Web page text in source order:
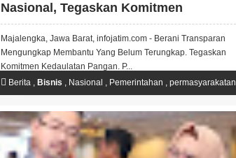
Nasional, Tegaskan Komitmen
Kedaulatan Pangan.
Majalengka, Jawa Barat, infojatim.com - Berani Transparan
Mengungkap Membantu Yang Belum Terungkap. Tegaskan
Komitmen Kedaulatan Pangan. P...
Berita , Bisnis , Nasional , Pemerintahan ,permasyarakatan